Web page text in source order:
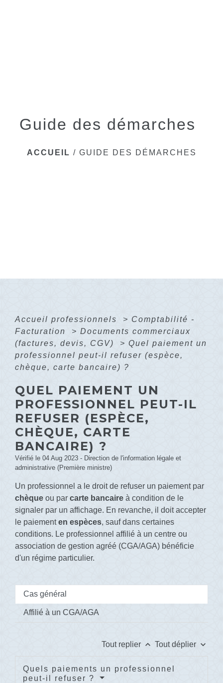
Guide des démarches
ACCUEIL / GUIDE DES DÉMARCHES
Accueil professionnels > Comptabilité -
Facturation
> Documents commerciaux
(factures, devis, CGV)
> Quel paiement un
professionnel peut-il refuser (espèce,
chèque, carte bancaire) ?
QUEL PAIEMENT UN
PROFESSIONNEL PEUT-IL
REFUSER (ESPÈCE,
CHÈQUE, CARTE
BANCAIRE) ?
Vérifié le 04 Aug 2023 - Direction de l'information légale et
administrative (Première ministre)
Un professionnel a le droit de refuser un paiement par
chèque ou par carte bancaire à condition de le
signaler par un affichage. En revanche, il doit accepter
le paiementen espèces, sauf dans certaines
conditions. Le professionnel affilié à un centre ou
association de gestion agréé (CGA/AGA) bénéficie
d'un régime particulier.
Cas général
Affilié à un CGA/AGA
Tout replier keyboard_arrow_up Tout déplier keyboard_arrow_down
Quels paiements un professionnel
peut-il refuser ?